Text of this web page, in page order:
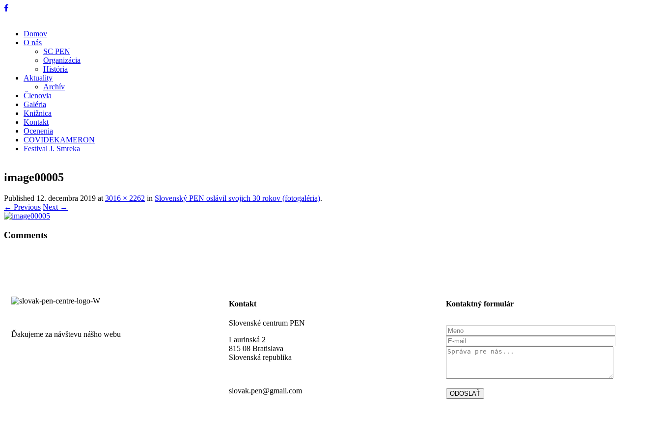
Domov
O nás
SC PEN
Organizácia
História
Aktuality
Archív
Členovia
Galéria
Knižnica
Kontakt
Ocenenia
COVIDEKAMERON
Festival J. Smreka
image00005
Published 12. decembra 2019 at 3016 × 2262 in Slovenský PEN oslávil svojich 30 rokov (fotogaléria).
← Previous Next →
Comments
Ďakujeme za návštevu nášho webu
Kontakt
Slovenské centrum PEN
Laurinská 2
815 08 Bratislava
Slovenská republika
slovak.pen@gmail.com
Kontaktný formulár